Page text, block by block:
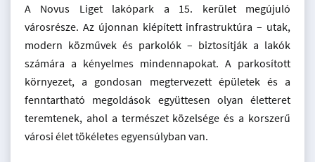
A Novus Liget lakópark a 15. kerület megújuló
városrésze. Az újonnan kiépített infrastruktúra – utak,
modern közművek és parkolók – biztosítják a lakók
számára a kényelmes mindennapokat. A parkosított
környezet, a gondosan megtervezett épületek és a
fenntartható megoldások együttesen olyan életteret
teremtenek, ahol a természet közelsége és a korszerű
városi élet tökéletes egyensúlyban van.